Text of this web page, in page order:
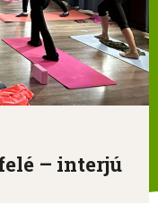
– interjú